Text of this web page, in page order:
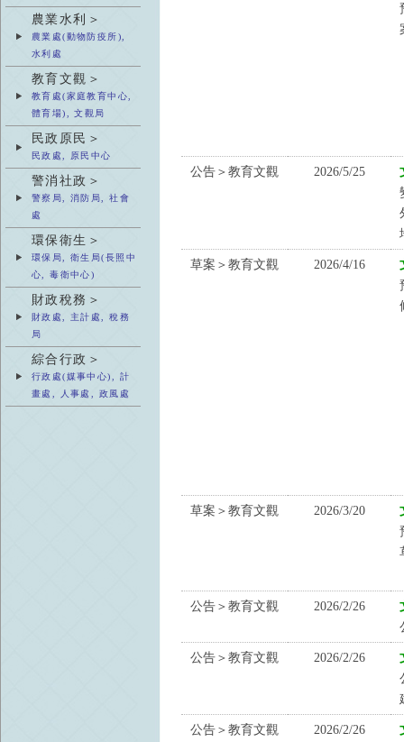
農業水利＞
農業處(動物防疫所),
水利處
教育文觀＞
教育處(家庭教育中心,
體育場), 文觀局
民政原民＞
民政處, 原民中心
警消社政＞
警察局, 消防局, 社會
處
環保衛生＞
環保局, 衛生局(長照中
心, 毒衛中心)
財政稅務＞
財政處, 主計處, 稅務
局
綜合行政＞
行政處(媒事中心), 計
畫處, 人事處, 政風處
公告＞教育文觀 2026/5/25
草案＞教育文觀 2026/4/16
草案＞教育文觀 2026/3/20
公告＞教育文觀 2026/2/26
公告＞教育文觀 2026/2/26
公告＞教育文觀 2026/2/26